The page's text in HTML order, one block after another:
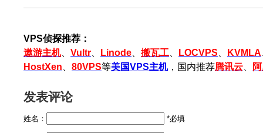
VPS侦探推荐：
遨游主机、 Vultr Linode 搬瓦工 LOCVPS KVMLA
HostXen
80VPS等美国VPS主机，国内推荐腾讯云
发表评论
姓名： *必填